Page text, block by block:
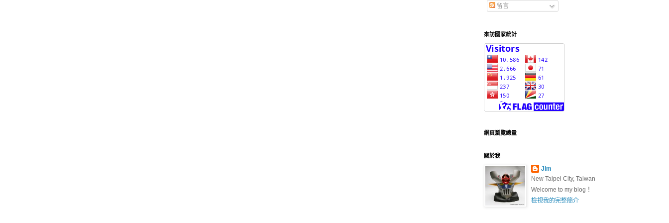
留言
來訪國家統計
網頁瀏覽總量
關於我
Jim
New Taipei City, Taiwan
Welcome to my blog！
檢視我的完整簡介